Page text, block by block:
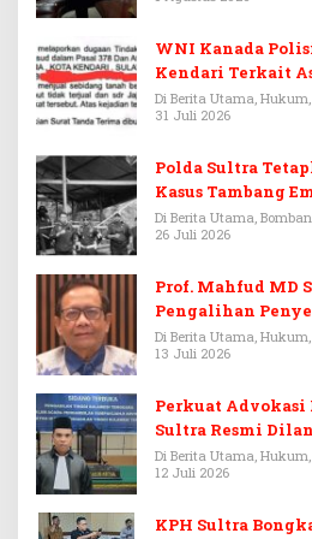
WNI Kanada
Kendari Terkait
Di Berita Utama,
31 Juli 2026
Polda Sultra
Kasus Tambang
Di Berita Utama,
26 Juli 2026
Prof. Mahfud MD
Pengalihan
Febrie Adriansyah
Di Berita Utama,
13 Juli 2026
Perkuat Advokasi
Sultra Resmi
PERADI
Di Berita Utama,
12 Juli 2026
KPH Sultra